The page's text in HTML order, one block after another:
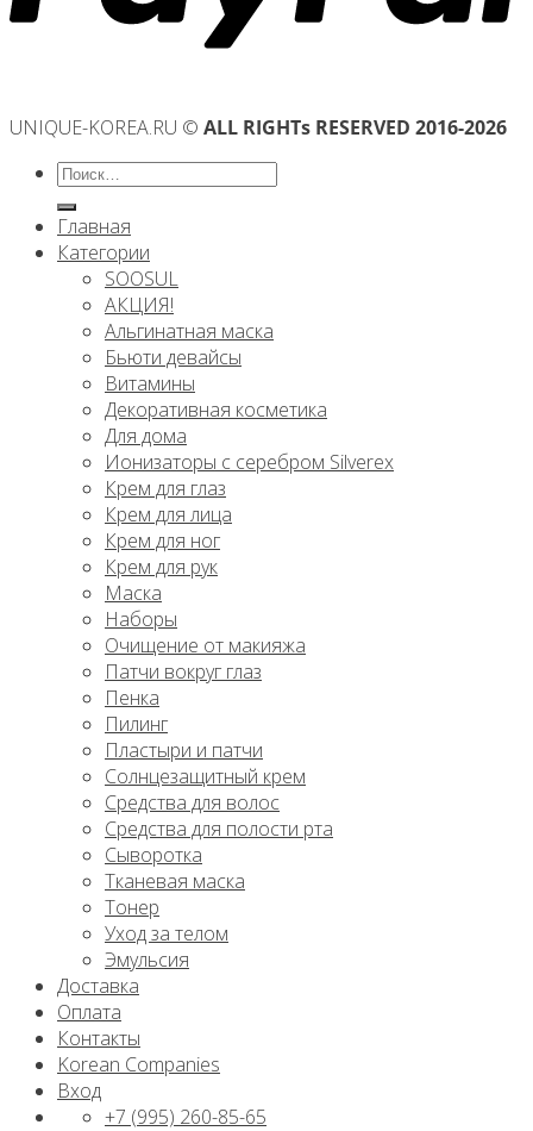
UNIQUE-KOREA.RU © ALL RIGHTs RESERVED 2016-2026
Искать:
Главная
Категории
SOOSUL
АКЦИЯ!
Альгинатная маска
Бьюти девайсы
Витамины
Декоративная косметика
Для дома
Ионизаторы с серебром Silverex
Крем для глаз
Крем для лица
Крем для ног
Крем для рук
Маска
Наборы
Очищение от макияжа
Патчи вокруг глаз
Пенка
Пилинг
Пластыри и патчи
Солнцезащитный крем
Средства для волос
Средства для полости рта
Сыворотка
Тканевая маска
Тонер
Уход за телом
Эмульсия
Доставка
Оплата
Контакты
Korean Companies
Вход
+7 (995) 260-85-65